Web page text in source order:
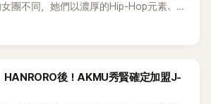
團不同，她們以濃厚的Hip-Hop元素、自
與創作為特色，MV也融入美式街頭、塗
識度的新生代代表之一。
HANRORO後！AKMU秀賢確定加盟J-